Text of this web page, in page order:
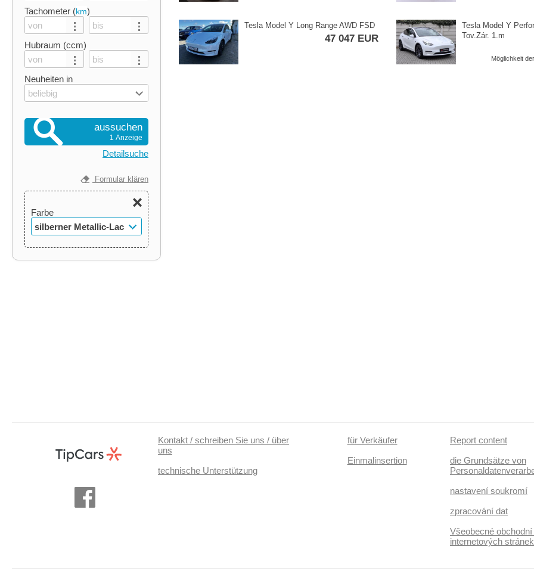
Tachometer (km)
Hubraum (ccm)
Neuheiten in
beliebig
aussuchen
1 Anzeige
Detailsuche
Formular klären
Farbe
silberner Metallic-Lack
Tesla Model Y Long Range AWD FSD
47 047 EUR
Tesla Model Y
Tov.Zár. 1.m
Möglichkeit
Kontakt / schreiben Sie uns / über
uns
technische Unterstützung
für Verkäufer
Einmalinsertion
Report content
die Grundsätze von
nastavení soukromí
zpracování dat
Všeobecné
internetových